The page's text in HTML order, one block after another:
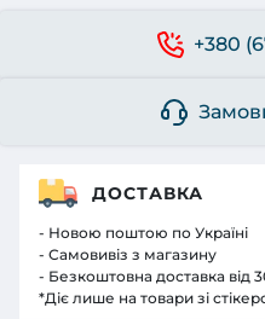
+380
ДОСТАВКА
- Новою поштою по Україні
- Самовивіз з магазину
- Безкоштовна доставка від
*Діє лише на товари зі